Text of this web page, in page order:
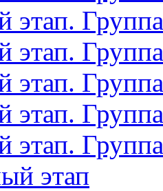
этап.
этап.
этап.
этап.
этап.
этап